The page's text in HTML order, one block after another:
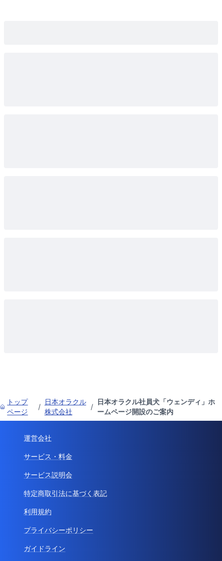
トップ
ページ
/
日本オラクル
株式会社
/
日本オラクル社員犬「ウェンディ」ホ
ームページ開設のご案内
運営会社
サービス・料金
サービス説明会
特定商取引法に基づく表記
利用規約
プライバシーポリシー
ガイドライン